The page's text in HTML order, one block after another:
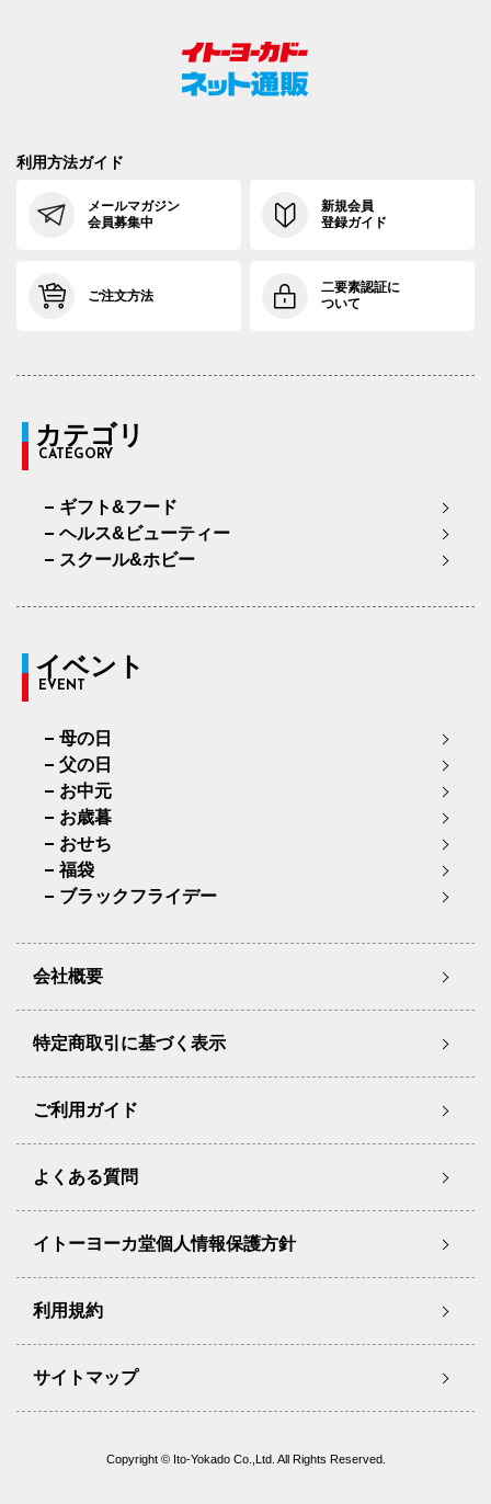
利用方法ガイド
メールマガジン
会員募集中
新規会員
登録ガイド
ご注文方法
二要素認証に
ついて
カテゴリ
CATEGORY
ギフト&フード
ヘルス&ビューティー
スクール&ホビー
イベント
EVENT
母の日
父の日
お中元
お歳暮
おせち
福袋
ブラックフライデー
会社概要
特定商取引に基づく表示
ご利用ガイド
よくある質問
イトーヨーカ堂個人情報保護方針
利用規約
サイトマップ
Copyright © Ito-Yokado Co.,Ltd. All Rights Reserved.